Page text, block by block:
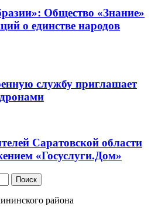
Общество «Знание»
о единстве народов
службу приглашает
дронами
Саратовской области
«Госуслуги.Дом»